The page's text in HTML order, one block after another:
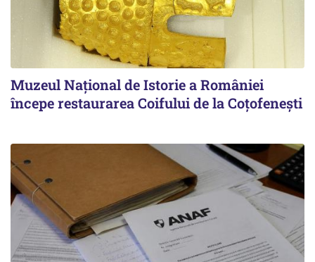
Muzeul Național de Istorie a României
începe restaurarea Coifului de la Coțofenești